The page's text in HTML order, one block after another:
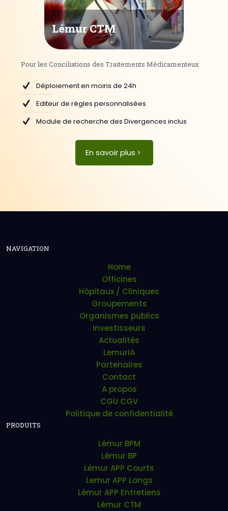
Lémur CTM
Pour les Conciliations des Traitements Médicamenteux
Déploiement en moins de 24h
Editeur de règles personnalisées
Module de recherche des Divergences inclus
En savoir plus
NAVIGATION
Home
Officines
Hôpitaux / Cliniques
Groupements
Organismes publics
Investisseurs
Actualités
LemurIA
Partenaires
Contact
A propos
CGU CGV
Politique de confidentialité
PRODUITS
Lémur BPM
Lémur BP
Lémur APP Courts
Lemur APP Longs
Lémur APP Entretiens
Lémur CTM